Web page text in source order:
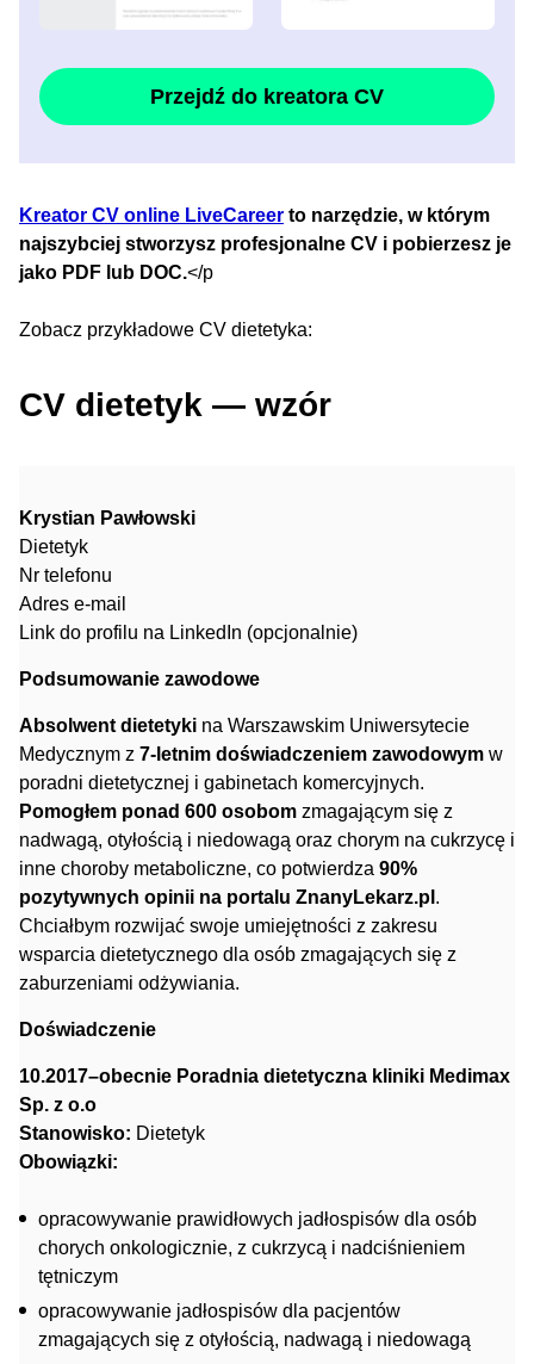
Przejdź do kreatora CV
Kreator CV online LiveCareer to narzędzie, w którym
najszybciej stworzysz profesjonalne CV i pobierzesz je
jako PDF lub DOC.</p
Zobacz przykładowe CV dietetyka:
CV dietetyk — wzór
Krystian Pawłowski
Dietetyk
Nr telefonu
Adres e-mail
Link do profilu na LinkedIn (opcjonalnie)
Podsumowanie zawodowe
Absolwent dietetyki na Warszawskim Uniwersytecie
Medycznym z 7-letnim doświadczeniem zawodowym w
poradni dietetycznej i gabinetach komercyjnych.
Pomogłem ponad 600 osobom zmagającym się z
nadwagą, otyłością i niedowagą oraz chorym na cukrzycę i
inne choroby metaboliczne, co potwierdza 90%
pozytywnych opinii na portalu ZnanyLekarz.pl .
Chciałbym rozwijać swoje umiejętności z zakresu
wsparcia dietetycznego dla osób zmagających się z
zaburzeniami odżywiania.
Doświadczenie
10.2017–obecnie Poradnia dietetyczna kliniki Medimax
Sp. z o.o
Stanowisko: Dietetyk
Obowiązki:
opracowywanie prawidłowych jadłospisów dla osób
chorych onkologicznie, z cukrzycą i nadciśnieniem
tętniczym
opracowywanie jadłospisów dla pacjentów
zmagających się z otyłością, nadwagą i niedowagą